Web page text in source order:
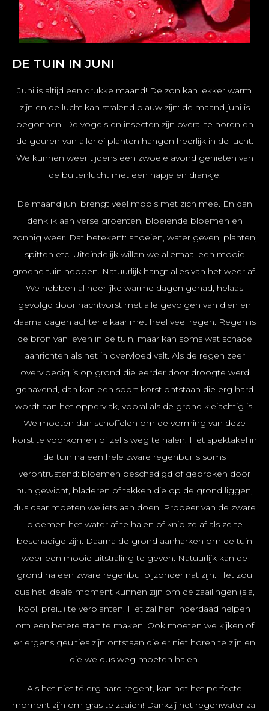
DE TUIN IN JUNI
Juni is altijd een drukke maand! De zon kan lekker warm
zijn en de lucht kan stralend blauw zijn: de maand juni is
begonnen! De vogels en insecten zijn overal te horen en
de geuren van allerlei planten hangen heerlijk in de lucht.
We kunnen weer tijdens een zwoele avond genieten van
de buitenlucht met een hapje en drankje.
De maand juni brengt veel moois met zich mee. En dan
denk ik aan verse groenten, bloeiende bloemen en
zonnig weer. Dat betekent: snoeien, water geven, planten,
spitten etc. Uiteindelijk willen we allemaal een ​​mooie
groene tuin hebben. Natuurlijk hangt alles van het weer af.
We hebben al heerlijke warme dagen gehad, helaas
gevolgd door nachtvorst met alle gevolgen van dien en
daarna dagen achter elkaar met heel veel regen. Regen is
de bron van leven in de tuin, maar kan soms wat schade
aanrichten als het in overvloed valt. Als de regen zeer
overvloedig is op grond die eerder door droogte werd
gehavend, dan kan een soort korst ontstaan die erg hard
wordt aan het oppervlak, vooral als de grond kleiachtig is.
We moeten dan schoffelen om de vorming van deze
korst te voorkomen of zelfs weg te halen. Het spektakel in
de tuin na een hele zware regenbui is soms
verontrustend: bloemen beschadigd of gebroken door
hun gewicht, bladeren of takken die op de grond liggen,
dus daar moeten we iets aan doen! Probeer van de zware
bloemen het water af te halen of knip ze af als ze te
beschadigd zijn. Daarna de grond aanharken om de tuin
weer een mooie uitstraling te geven. Natuurlijk kan de
grond na een zware regenbui bijzonder nat zijn. Het zou
dus het ideale moment kunnen zijn om de zaailingen (sla,
kool, prei…) te verplanten. Het zal hen inderdaad helpen
om een ​​betere start te maken! Ook moeten we kijken of
er ergens geultjes zijn ontstaan die er niet horen te zijn en
die we dus weg moeten halen.
Als het niet té erg hard regent, kan het het perfecte
moment zijn om gras te zaaien! Dankzij het regenwater zal